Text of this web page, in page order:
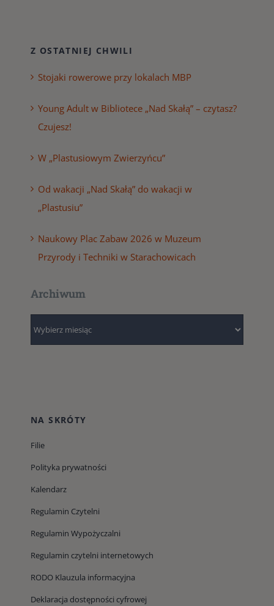
Z OSTATNIEJ CHWILI
Stojaki rowerowe przy lokalach MBP
Young Adult w Bibliotece „Nad Skałą” – czytasz?
Czujesz!
W „Plastusiowym Zwierzyńcu”
Od wakacji „Nad Skałą” do wakacji w
„Plastusiu”
Naukowy Plac Zabaw 2026 w Muzeum
Przyrody i Techniki w Starachowicach
Archiwum
NA SKRÓTY
Filie
Polityka prywatności
Kalendarz
Regulamin Czytelni
Regulamin Wypożyczalni
Regulamin czytelni internetowych
RODO Klauzula informacyjna
Deklaracja dostępności cyfrowej